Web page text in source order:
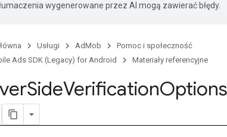
wygenerowane przez AI mogą zawierać błędy.
Usługi AdMob
Pomoc i społeczność
Ads SDK (Legacy) for Android
Materiały referencyjne
SideVerificationOptions